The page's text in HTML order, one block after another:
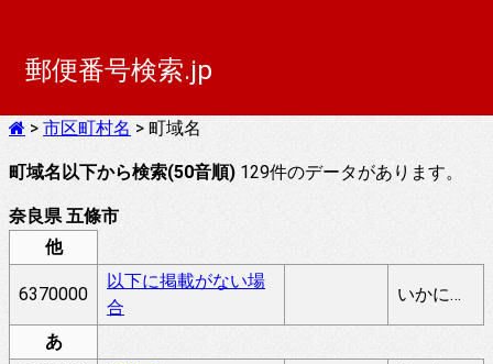
郵便番号検索.jp
> 市区町村名 > 町域名
町域名以下から検索(50音順) 129件のデータがあります。
奈良県 五條市
他
6370000
以下に掲載がない場
合
いかにけいさいがないばあい
あ